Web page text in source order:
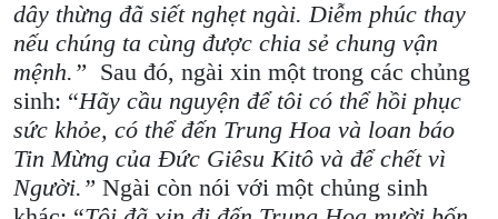
dây thừng đã siết nghẹt ngài. Diễm phúc thay
nếu chúng ta cùng được chia sẻ chung vận
mệnh.” Sau đó, ngài xin một trong các chủng
sinh: “Hãy cầu nguyện để tôi có thể hồi phục
sức khỏe, có thể đến Trung Hoa và loan báo
Tin Mừng của Đức Giêsu Kitô và để chết vì
Người.” Ngài còn nói với một chủng sinh